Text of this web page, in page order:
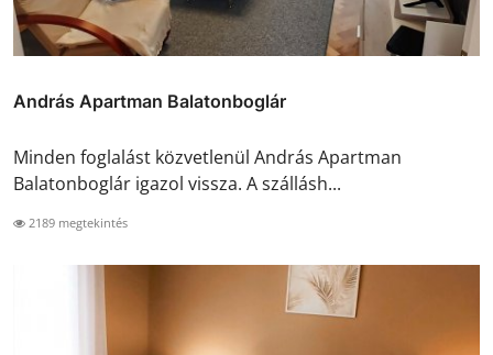
András Apartman Balatonboglár
Minden foglalást közvetlenül András Apartman
Balatonboglár igazol vissza. A szállásh...
2189 megtekintés